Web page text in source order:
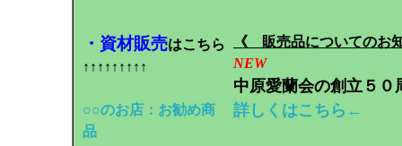
・資材販売はこちら
↑↑↑↑↑↑↑↑↑
○○のお店：お勧め商
品
《 販売品についてのお
NEW
中原愛蘭会の創立５０
詳しくはこちら←